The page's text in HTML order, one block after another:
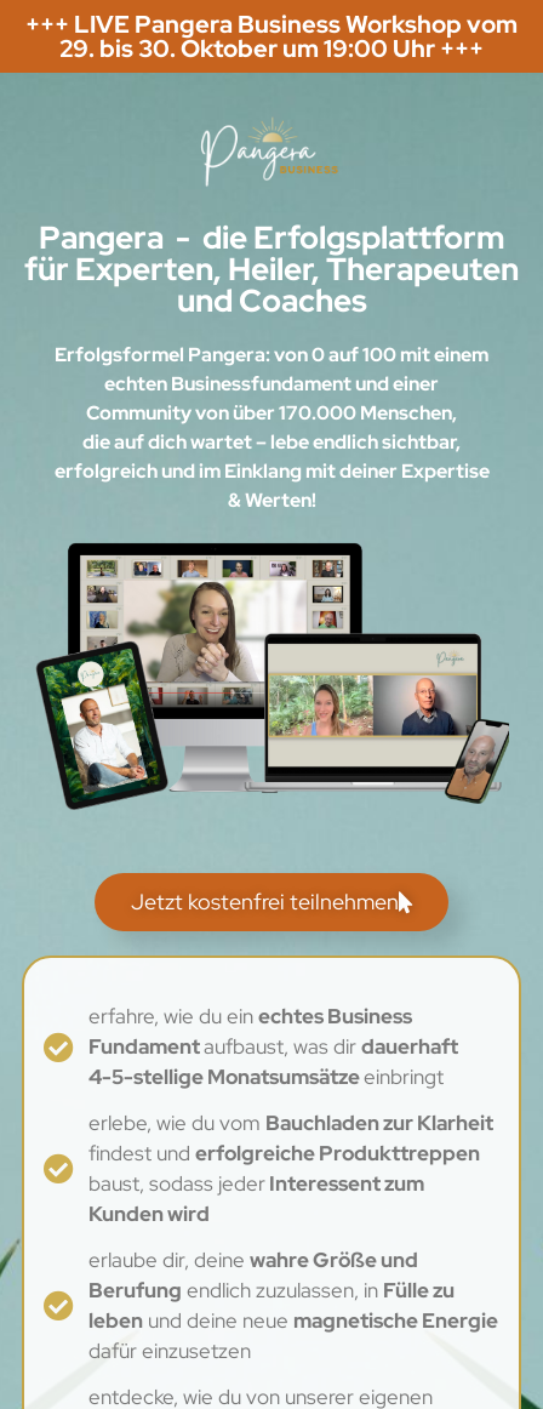
+++ LIVE Pangera Business Workshop vom
29. bis 30. Oktober um 19:00 Uhr +++
Pangera - die Erfolgsplattform
für Experten, Heiler, Therapeuten
und Coaches
Erfolgsformel Pangera: von 0 auf 100 mit einem
echten Businessfundament und einer
Community von über 170.000 Menschen,
die auf dich wartet – lebe endlich sichtbar,
erfolgreich und im Einklang mit deiner Expertise
& Werten!
Jetzt kostenfrei teilnehmen
erfahre, wie du einechtes Business
Fundamentaufbaust, was dirdauerhaft
4-5-stellige Monatsumsätzeeinbringt
erlebe, wie du vom Bauchladen zur Klarheit
findest und erfolgreiche Produkttreppen
baust, sodass jederInteressent zum
Kunden wird
erlaube dir, deine wahre Größe und
Berufung endlich zuzulassen, in Fülle zu
lebenund deine neue magnetische Energie
dafür einzusetzen
entdecke, wie du von unserer eigenen